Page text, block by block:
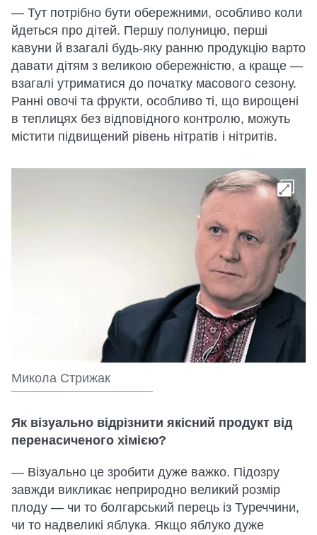
— Тут потрібно бути обережними, особливо коли
йдеться про дітей. Першу полуницю, перші
кавуни й взагалі будь-яку ранню продукцію варто
давати дітям з великою обережністю, а краще —
взагалі утриматися до початку масового сезону.
Ранні овочі та фрукти, особливо ті, що вирощені
в теплицях без відповідного контролю, можуть
містити підвищений рівень нітратів і нітритів.
Микола Стрижак
Як візуально відрізнити якісний продукт від
перенасиченого хімією?
— Візуально це зробити дуже важко. Підозру
завжди викликає неприродно великий розмір
плоду — чи то болгарський перець із Туреччини,
чи то надвеликі яблука. Якщо яблуко дуже